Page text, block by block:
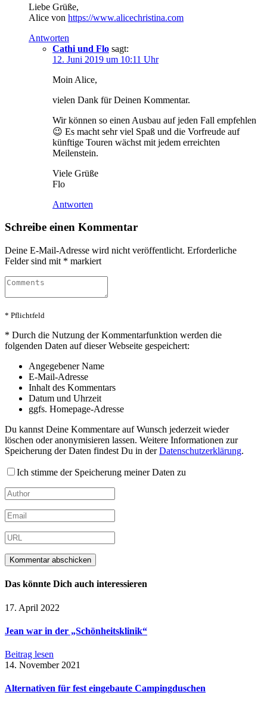
Liebe Grüße,
Alice von https://www.alicechristina.com
Antworten
Cathi und Flo sagt:
12. Juni 2019 um 10:11 Uhr
Moin Alice,
vielen Dank für Deinen Kommentar.
Wir können so einen Ausbau auf jeden Fall empfehlen
😉 Es macht sehr viel Spaß und die Vorfreude auf
künftige Touren wächst mit jedem erreichten
Meilenstein.
Viele Grüße
Flo
Antworten
Schreibe einen Kommentar
Deine E-Mail-Adresse wird nicht veröffentlicht. Erforderliche
Felder sind mit * markiert
* Pflichtfeld
* Durch die Nutzung der Kommentarfunktion werden die
folgenden Daten auf dieser Webseite gespeichert:
Angegebener Name
E-Mail-Adresse
Inhalt des Kommentars
Datum und Uhrzeit
ggfs. Homepage-Adresse
Du kannst Deine Kommentare auf Wunsch jederzeit wieder
löschen oder anonymisieren lassen. Weitere Informationen zur
Speicherung der Daten findest Du in derDatenschutzerklärung.
Ich stimme der Speicherung meiner Daten zu
Das könnte Dich auch interessieren
17. April 2022
Jean war in der „Schönheitsklinik“
Beitrag lesen
14. November 2021
Alternativen für fest eingebaute Campingduschen